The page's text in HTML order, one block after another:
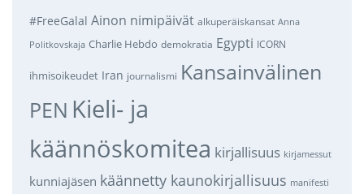
#FreeGalal Ainon nimipäivät alkuperäiskansat Anna
Politkovskaja Charlie Hebdo demokratia Egypti ICORN
ihmisoikeudet Iran journalismi Kansainvälinen
PEN Kieli- ja
käännöskomitea kirjallisuus kirjamessut
kunniajäsen käännetty kaunokirjallisuus manifesti